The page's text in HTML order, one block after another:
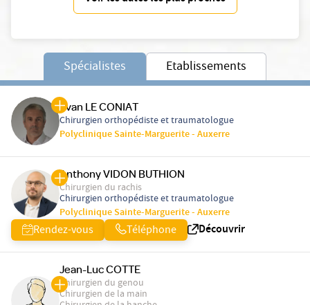
Spécialistes Etablissements
Yvan LE CONIAT
Chirurgien orthopédiste et traumatologue
Polyclinique Sainte-Marguerite - Auxerre
Anthony VIDON BUTHION
Chirurgien du rachis
Chirurgien orthopédiste et traumatologue
Polyclinique Sainte-Marguerite - Auxerre
Rendez-vous Téléphone Découvrir
Jean-Luc COTTE
Chirurgien du genou
Chirurgien de la main